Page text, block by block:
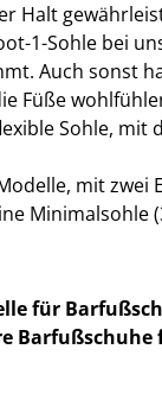
Halt
1-Sohle bei
Auch sonst
Füße
Sohle, mit
mit zwei
Minimalsohle
für